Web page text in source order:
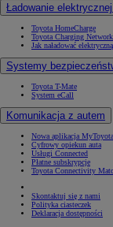
Ładowanie
Toyota HomeCharge
Toyota Charging Network
Jak naładować
Systemy
Toyota T-Mate
System eCall
Komunikacja z autem
Nowa aplikacja MyToyota
Cyfrowy opiekun auta
Usługi Connected
Płatne subskrypcje
Toyota Connectivity
Skontaktuj się z nami
Polityka ciasteczek
Deklaracja dostępności